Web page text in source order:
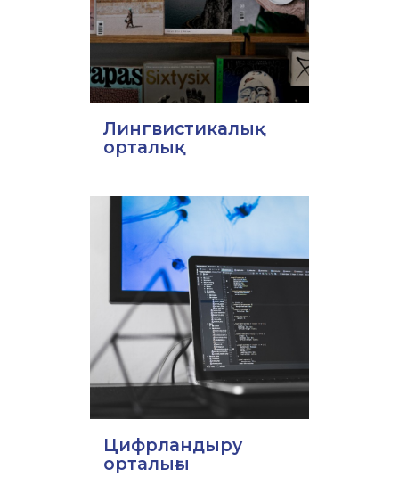
Лингвистикалық
орталық
Цифрландыру
орталығы